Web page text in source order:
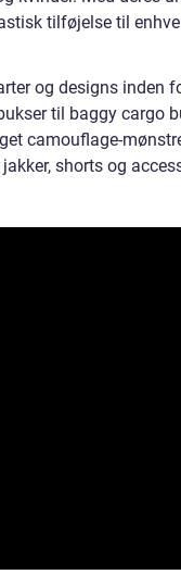
tilføjelse til
og designs inden
til baggy cargo
camouflage-
shorts og